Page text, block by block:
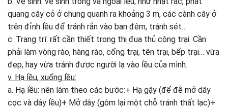
quang cây cỏ ở chung quanh ra khoảng 3 m, các cành cây ở
trên đỉnh lều để tránh rắn vào ban đêm, tránh sét…
c. Trang trí: rất cần thiết trong thi đua thủ công trại. Cần
phải làm vòng rào, hàng rào, cổng trại, tên trại, bếp trại… vừa
đẹp, hay vừa tránh được người lạ vào lều của mình.
v. Hạ lều, xuống lều:
a. Hạ lều: nên làm theo các bước:+ Hạ gậy (để đễ mở dây
cọc và dây lều)+ Mở dây (gôm lại một chỗ tránh thất lạc)+